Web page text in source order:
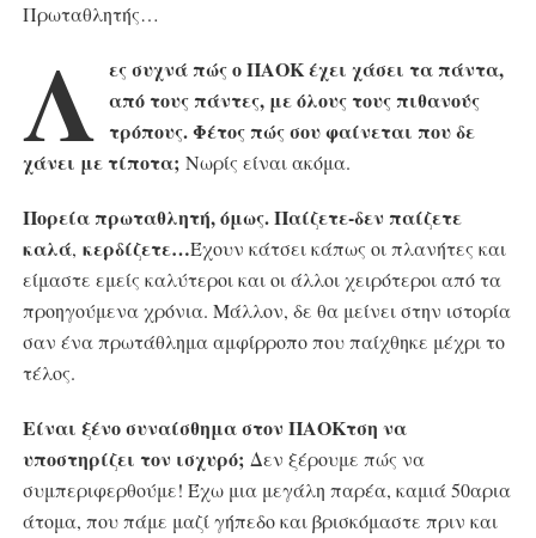
Πρωταθλητής…
Λ ες συχνά πώς ο ΠΑΟΚ έχει χάσει τα πάντα,
από τους πάντες, με όλους τους πιθανούς
τρόπους. Φέτος πώς σου φαίνεται που δε
χάνει με τίποτα; Νωρίς είναι ακόμα.
Πορεία πρωταθλητή, όμως. Παίζετε-δεν παίζετε
καλά, κερδίζετε…Έχουν κάτσει κάπως οι πλανήτες και
είμαστε εμείς καλύτεροι και οι άλλοι χειρότεροι από τα
προηγούμενα χρόνια. Μάλλον, δε θα μείνει στην ιστορία
σαν ένα πρωτάθλημα αμφίρροπο που παίχθηκε μέχρι το
τέλος.
Είναι ξένο συναίσθημα στον ΠΑΟΚτση να
υποστηρίζει τον ισχυρό; Δεν ξέρουμε πώς να
συμπεριφερθούμε! Έχω μια μεγάλη παρέα, καμιά 50αρια
άτομα, που πάμε μαζί γήπεδο και βρισκόμαστε πριν και